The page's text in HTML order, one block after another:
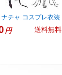
チャ コスプレ衣装
円 送料無料